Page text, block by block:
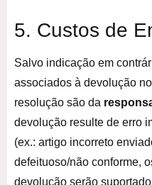
5. Custos de
Salvo indicação em
associados à devolução
resolução são da
devolução resulte de erro
(ex.: artigo incorreto
defeituoso/não conforme,
devolução serão